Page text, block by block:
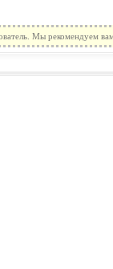
Мы рекомендуем